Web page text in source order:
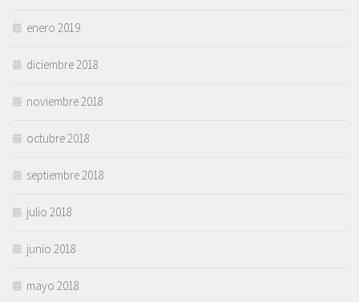
enero 2019
diciembre 2018
noviembre 2018
octubre 2018
septiembre 2018
julio 2018
junio 2018
mayo 2018